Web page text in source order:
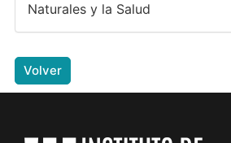
Naturales y la Salud
Volver